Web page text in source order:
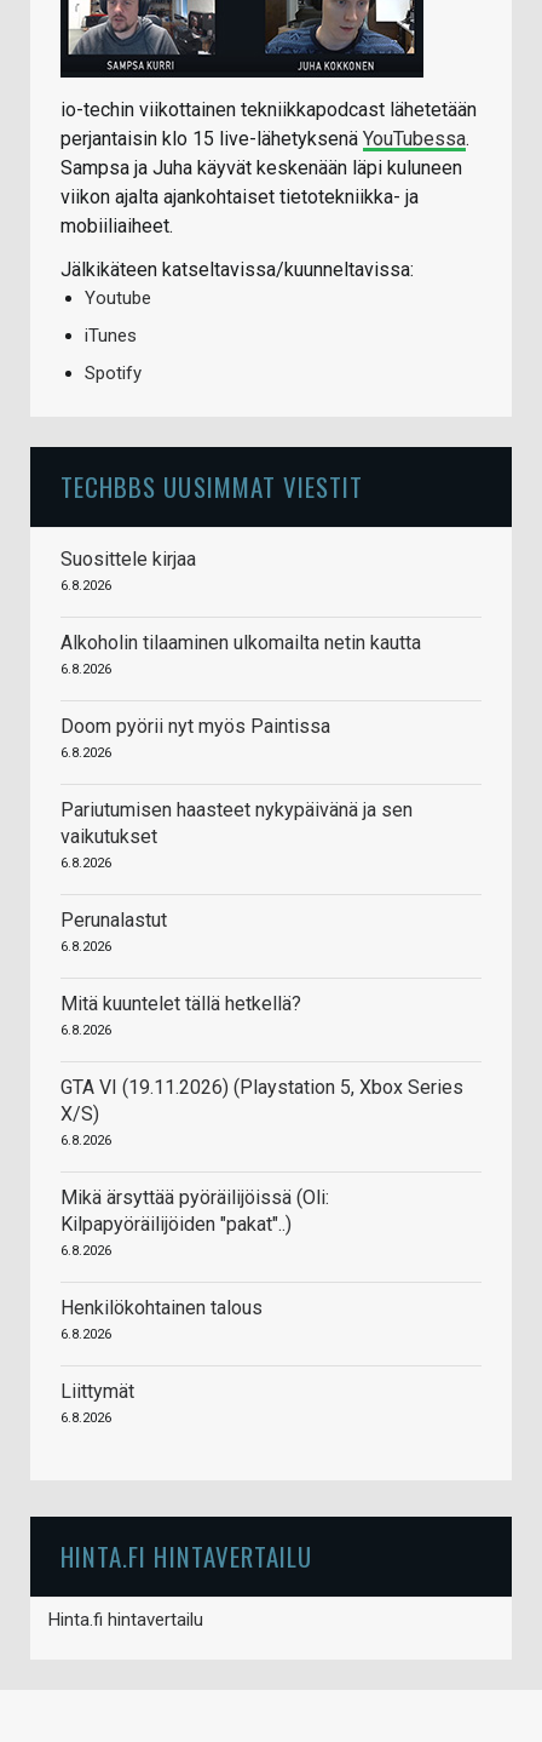
io-techin viikottainen tekniikkapodcast lähetetään
perjantaisin klo 15 live-lähetyksenä YouTubessa.
Sampsa ja Juha käyvät keskenään läpi kuluneen
viikon ajalta ajankohtaiset tietotekniikka- ja
mobiiliaiheet.
Jälkikäteen katseltavissa/kuunneltavissa:
Youtube
iTunes
Spotify
TECHBBS UUSIMMAT VIESTIT
Suosittele kirjaa
6.8.2026
Alkoholin tilaaminen ulkomailta netin kautta
6.8.2026
Doom pyörii nyt myös Paintissa
6.8.2026
Pariutumisen haasteet nykypäivänä ja sen
vaikutukset
6.8.2026
Perunalastut
6.8.2026
Mitä kuuntelet tällä hetkellä?
6.8.2026
GTA VI (19.11.2026) (Playstation 5, Xbox Series
X/S)
6.8.2026
Mikä ärsyttää pyöräilijöissä (Oli:
Kilpapyöräilijöiden "pakat"..)
6.8.2026
Henkilökohtainen talous
6.8.2026
Liittymät
6.8.2026
HINTA.FI HINTAVERTAILU
Hinta.fi hintavertailu